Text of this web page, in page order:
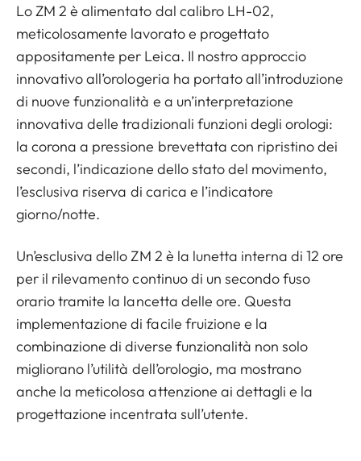
Lo ZM 2 è alimentato dal calibro LH-02,
meticolosamente lavorato e progettato
appositamente per Leica. Il nostro approccio
innovativo all’orologeria ha portato all’introduzione
di nuove funzionalità e a un’interpretazione
innovativa delle tradizionali funzioni degli orologi:
la corona a pressione brevettata con ripristino dei
secondi, l’indicazione dello stato del movimento,
l’esclusiva riserva di carica e l’indicatore
giorno/notte.
Un’esclusiva dello ZM 2 è la lunetta interna di 12 ore
per il rilevamento continuo di un secondo fuso
orario tramite la lancetta delle ore. Questa
implementazione di facile fruizione e la
combinazione di diverse funzionalità non solo
migliorano l’utilità dell’orologio, ma mostrano
anche la meticolosa attenzione ai dettagli e la
progettazione incentrata sull’utente.